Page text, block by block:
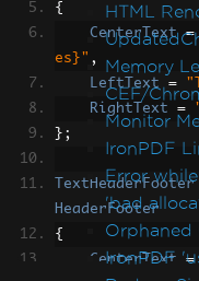
HTML
Memory
CEF/
Monitor
IronPDF
Error
'bad
Orphaned
IronPDF
{
CenterText
=
es}" ,
LeftText
=
RightText
=
};
TextHeaderFooter
HeaderFooter
{
CenterText
=